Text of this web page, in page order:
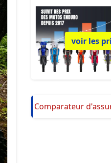
voir les
Comparateur